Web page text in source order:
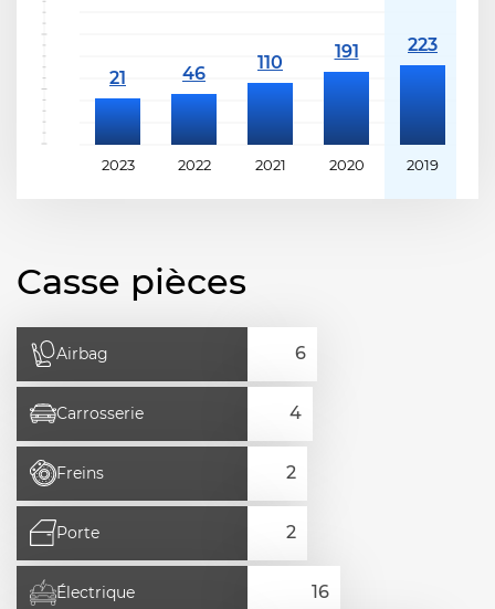
2023 2022 2021 2020 2019
Casse pièces
Airbag
Carrosserie
Freins
Porte
Électrique